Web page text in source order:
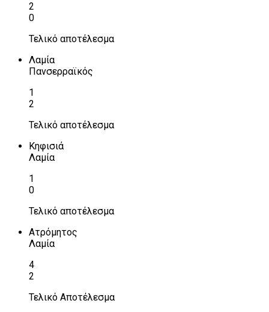
2
0
Τελικό αποτέλεσμα
Λαμία
Πανσερραϊκός
1
2
Τελικό αποτέλεσμα
Κηφισιά
Λαμία
1
0
Τελικό αποτέλεσμα
Ατρόμητος
Λαμία
4
2
Τελικό Αποτέλεσμα